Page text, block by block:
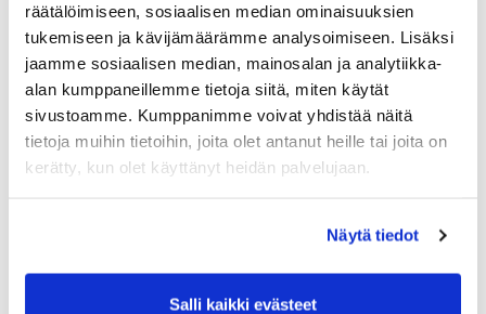
räätälöimiseen, sosiaalisen median ominaisuuksien
tukemiseen ja kävijämäärämme analysoimiseen. Lisäksi
jaamme sosiaalisen median, mainosalan ja analytiikka-
alan kumppaneillemme tietoja siitä, miten käytät
sivustoamme. Kumppanimme voivat yhdistää näitä
tietoja muihin tietoihin, joita olet antanut heille tai joita on
kerätty, kun olet käyttänyt heidän palvelujaan.
Näytä tiedot
Salli kaikki evästeet
19.5. Botnia Golf - FJT Challenge 2. Pohjanmaa
Pojat:
T7. Arttu Putus
T7. Matia Lätti
17. Aaron Siivonen
19.5. Lakeside Golf – Dormy Future Tour 1. Länsi